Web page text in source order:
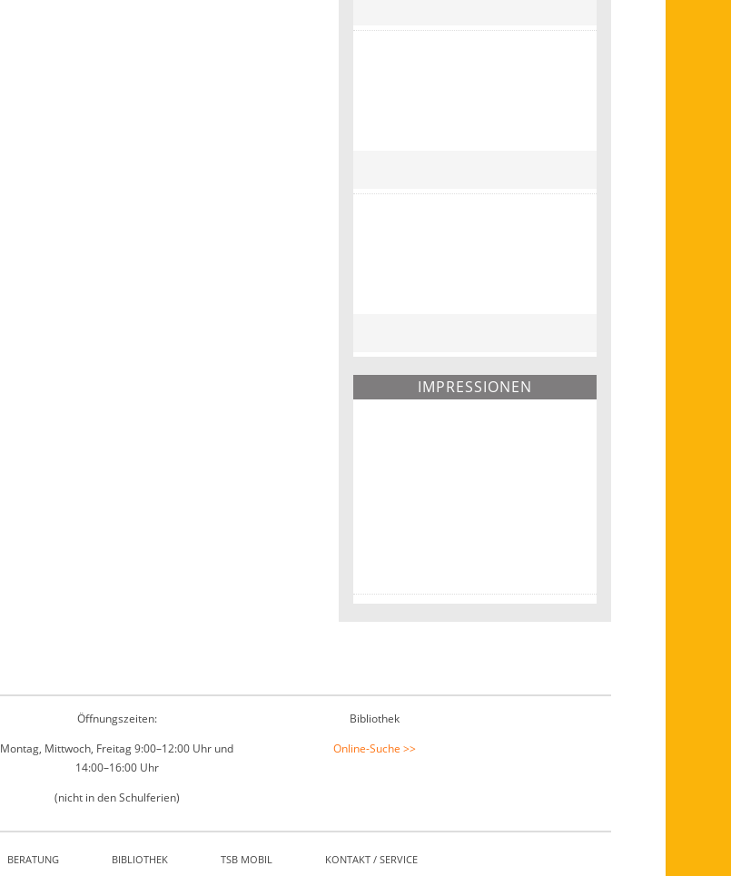
IMPRESSIONEN
Öffnungszeiten:
Montag, Mittwoch, Freitag 9:00–12:00 Uhr und
14:00–16:00 Uhr
(nicht in den Schulferien)
Bibliothek
Online-Suche >>
BERATUNG BIBLIOTHEK TSB MOBIL KONTAKT / SERVICE